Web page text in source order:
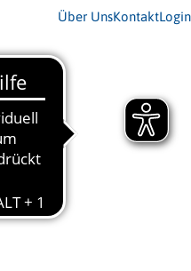
Über UnsKontaktLogin